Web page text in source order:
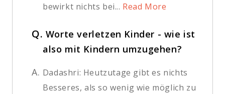
bewirkt nichts bei... Read More
Q. Worte verletzen Kinder - wie ist
also mit Kindern umzugehen?
A. Dadashri: Heutzutage gibt es nichts
Besseres, als so wenig wie möglich zu